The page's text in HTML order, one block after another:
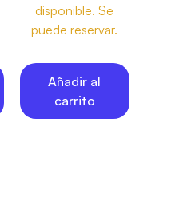
disponible. Se
puede reservar.
Añadir al
carrito